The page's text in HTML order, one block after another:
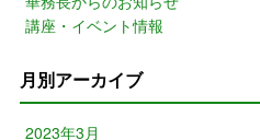
講座・イベント情報
月別アーカイブ
2023年3月